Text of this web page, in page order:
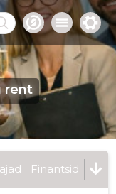
rent
Finantsid